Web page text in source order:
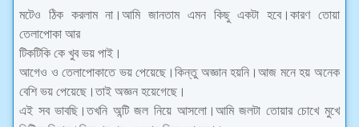
মটেও ঠিক করলাম না।আমি জানতাম এমন কিছু একটা হবে।কারণ তোয়া
তেলাপোকা আর
টিকটিকি কে খুব ভয় পাই।
আগেও ও তেলাপোকাতে ভয় পেয়েছে।কিন্তু অজ্ঞান হয়নি।আজ মনে হয় অনেক
বেশি ভয় পেয়েছে।তাই অজ্ঞন হয়েগেছে।
এই সব ভাবছি।তখনি অন্টি জল নিয়ে আসলো।আমি জলটা তোয়ার চোখে মুখে